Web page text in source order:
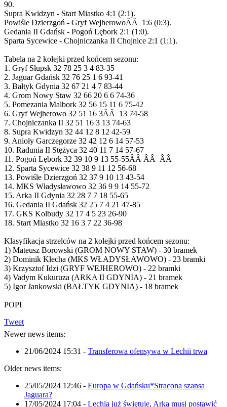
90.
Supra Kwidzyn - Start Miastko 4:1 (2:1).
Powiśle Dzierzgoń - Gryf WejherowoÂÂ 1:6 (0:3).
Gedania II Gdańsk - Pogoń Lębork 2:1 (1:0).
Sparta Sycewice - Chojniczanka II Chojnice 2:1 (1:1).
Tabela na 2 kolejki przed końcem sezonu:
1. Gryf Słupsk 32 78 25 3 4 83-35
2. Jaguar Gdańsk 32 76 25 1 6 93-41
3. Bałtyk Gdynia 32 67 21 4 7 83-44
4. Grom Nowy Staw 32 66 20 6 6 74-36
5. Pomezania Malbork 32 56 15 11 6 75-42
6. Gryf Wejherowo 32 51 16 3ÂÂ 13 74-58
7. Chojniczanka II 32 51 16 3 13 74-63
8. Supra Kwidzyn 32 44 12 8 12 42-59
9. Anioły Garczegorze 32 42 12 6 14 57-53
10. Radunia II Stężyca 32 40 11 7 14 57-67
11. Pogoń Lębork 32 39 10 9 13 55-55ÂÂ ÂÂ ÂÂ
12. Sparta Sycewice 32 38 9 11 12 56-68
13. Powiśle Dzierzgoń 32 37 9 10 13 43-54
14. MKS Władysławowo 32 36 9 9 14 55-72
15. Arka II Gdynia 32 28 7 7 18 55-65
16. Gedania II Gdańsk 32 25 7 4 21 47-85
17. GKS Kolbudy 32 17 4 5 23 26-90
18. Start Miastko 32 16 3 7 22 36-98
Klasyfikacja strzelców na 2 kolejki przed końcem sezonu:
1) Mateusz Borowski (GROM NOWY STAW) - 30 bramek
2) Dominik Klecha (MKS WŁADYSŁAWOWO) - 23 bramki
3) Krzysztof Idzi (GRYF WEJHEROWO) - 22 bramki
4) Vadym Kukuruza (ARKA II GDYNIA) - 21 bramek
5) Igor Jankowski (BAŁTYK GDYNIA) - 18 bramek
POPI
Tweet
Newer news items:
21/06/2024 15:31 - Transferowa ofensywa w Lechii trwa
Older news items:
25/05/2024 12:46 - Europa w Gdańsku*Stracona szansa
Jaguara?
17/05/2024 17:04 - Lechia już świętuje, Arka musi postawić